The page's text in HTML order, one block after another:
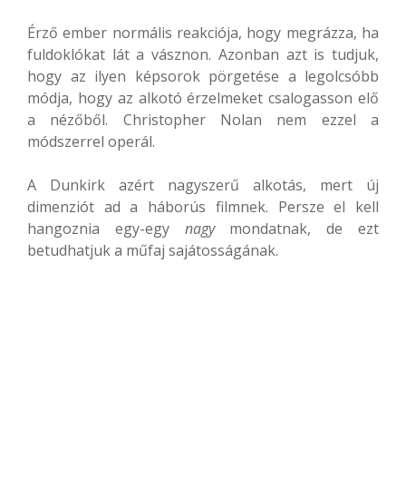
Érző ember normális reakciója, hogy megrázza, ha
fuldoklókat lát a vásznon. Azonban azt is tudjuk,
hogy az ilyen képsorok pörgetése a legolcsóbb
módja, hogy az alkotó érzelmeket csalogasson elő
a nézőből. Christopher Nolan nem ezzel a
módszerrel operál.
A Dunkirk azért nagyszerű alkotás, mert új
dimenziót ad a háborús filmnek. Persze el kell
hangoznia egy-egy nagymondatnak, de ezt
betudhatjuk a műfaj sajátosságának.